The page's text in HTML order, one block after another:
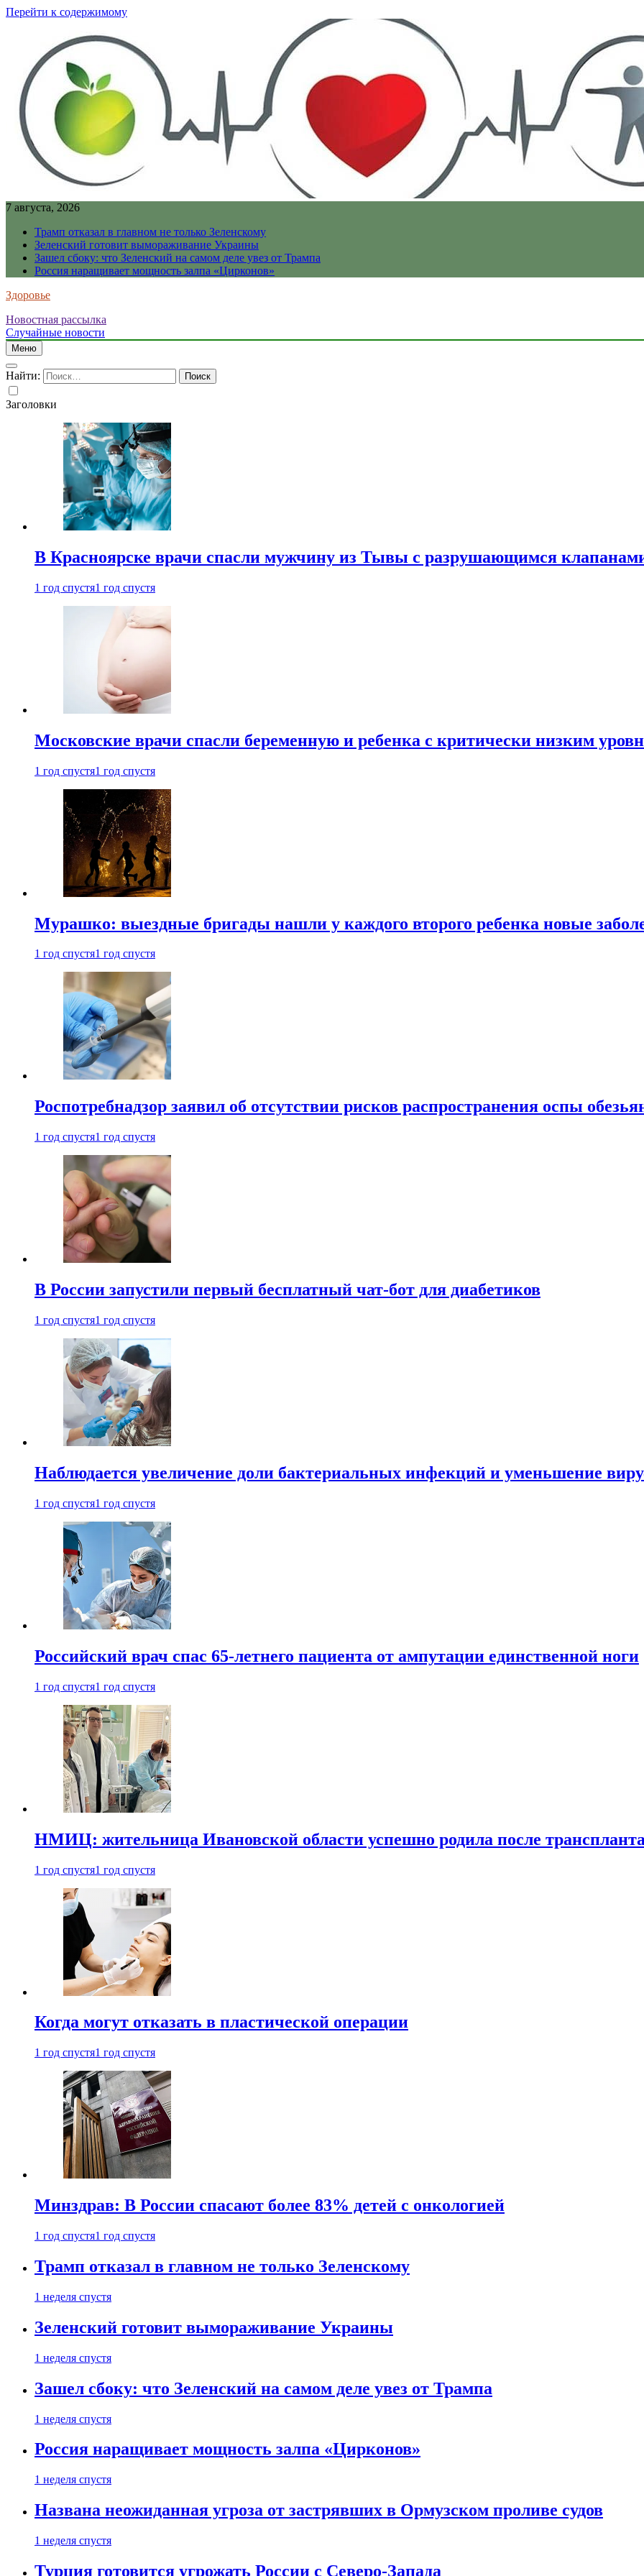
Перейти к содержимому
7 августа, 2026
Трамп отказал в главном не только Зеленскому
Зеленский готовит вымораживание Украины
Зашел сбоку: что Зеленский на самом деле увез от Трампа
Россия наращивает мощность залпа «Цирконов»
Здоровье
Новостная рассылка
Случайные новости
Меню
Найти:
Заголовки
В Красноярске врачи спасли мужчину из Тывы с разрушающимся
1 год спустя1 год спустя
Московские врачи спасли беременную и ребенка с критически низким
1 год спустя1 год спустя
Мурашко: выездные бригады нашли у каждого второго ребенка новые
1 год спустя1 год спустя
Роспотребнадзор заявил об отсутствии рисков распространения оспы
1 год спустя1 год спустя
В России запустили первый бесплатный чат-бот для диабетиков
1 год спустя1 год спустя
Наблюдается увеличение доли бактериальных инфекций и уменьшение
1 год спустя1 год спустя
Российский врач спас 65-летнего пациента от ампутации единственной ноги
1 год спустя1 год спустя
НМИЦ: жительница Ивановской области успешно родила после
1 год спустя1 год спустя
Когда могут отказать в пластической операции
1 год спустя1 год спустя
Минздрав: В России спасают более 83% детей с онкологией
1 год спустя1 год спустя
Трамп отказал в главном не только Зеленскому
1 неделя спустя
Зеленский готовит вымораживание Украины
1 неделя спустя
Зашел сбоку: что Зеленский на самом деле увез от Трампа
1 неделя спустя
Россия наращивает мощность залпа «Цирконов»
1 неделя спустя
Названа неожиданная угроза от застрявших в Ормузском проливе судов
1 неделя спустя
Турция готовится угрожать России с Северо-Запада